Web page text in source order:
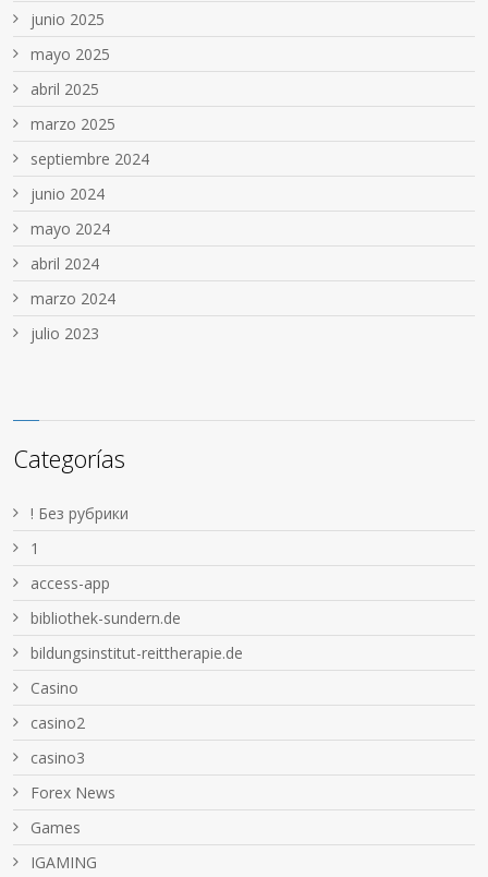
junio 2025
mayo 2025
abril 2025
marzo 2025
septiembre 2024
junio 2024
mayo 2024
abril 2024
marzo 2024
julio 2023
Categorías
! Без рубрики
1
access-app
bibliothek-sundern.de
bildungsinstitut-reittherapie.de
Casino
casino2
casino3
Forex News
Games
IGAMING